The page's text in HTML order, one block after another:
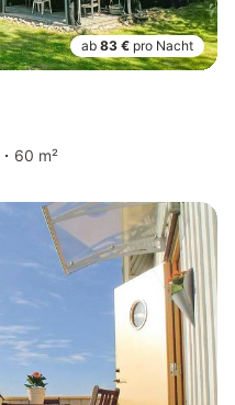
ab 83 € pro Nacht
60 m²